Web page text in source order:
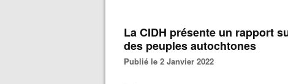
La CIDH présente un rapport
des peuples autochtones
Publié le 2 Janvier 2022